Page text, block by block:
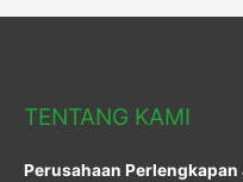
TENTANG KAMI
Perusahaan